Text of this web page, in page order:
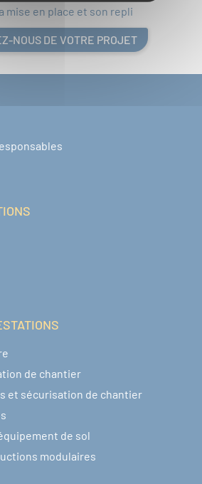
mise en place et son repli
NOUS DE VOTRE PROJET
de chantier
et sécurisation de chantier
de sol
modulaires